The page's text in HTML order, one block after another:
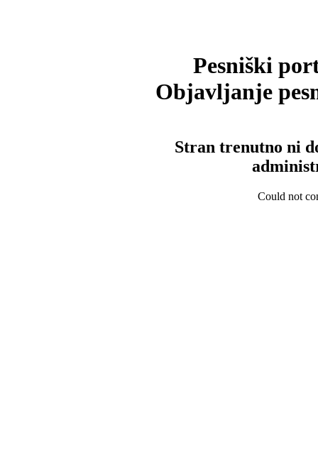
Pesniški
Objavljanje
Stran trenutno ni
Could not